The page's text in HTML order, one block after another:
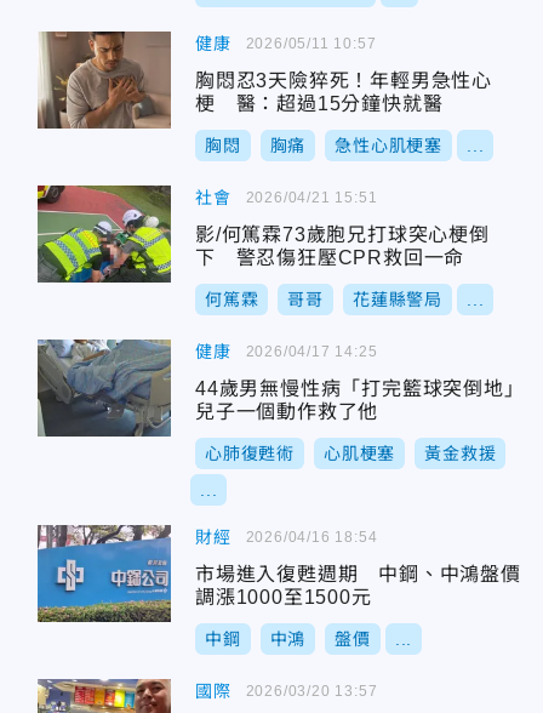
健康
胸悶忍3天險猝死！年輕男急性心
梗 醫：超過15分鐘快就醫
胸悶 胸痛 急性心肌梗塞
2026/05/11 10:57
社會
影/何篤霖73歲胞兄打球突心梗倒
下 警忍傷狂壓CPR救回一命
何篤霖 哥哥 花蓮縣警局
2026/04/21 15:51
健康
44歲男無慢性病「打完籃球突倒地」
兒子一個動作救了他
心肺復甦術 心肌梗塞 黃金救援
2026/04/17 14:25
財經
市場進入復甦週期 中鋼、中鴻盤價
調漲1000至1500元
中鋼 中鴻 盤價
2026/04/16 18:54
國際 2026/03/20 13:57